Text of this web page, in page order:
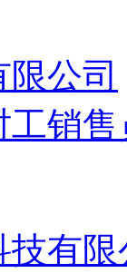
公司
工销售
技有限